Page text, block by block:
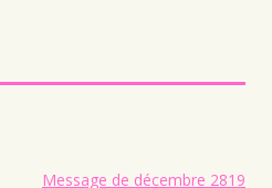
Message de décembre 2819